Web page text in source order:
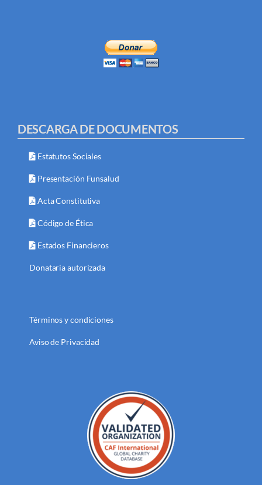
DESCARGA DE DOCUMENTOS
Estatutos Sociales
Presentación Funsalud
Acta Constitutiva
Código de Ética
Estados Financieros
Donataria autorizada
Términos y condiciones
Aviso de Privacidad